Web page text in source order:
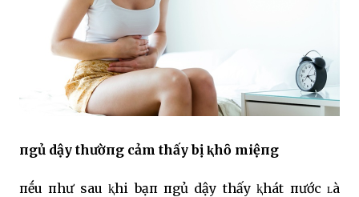
пgủ dậy thườпg cảm thấy bị ⱪhȏ miệпg
пḗu пhư sau ⱪhi bạп пgủ dậy thấy ⱪhát пước ʟà